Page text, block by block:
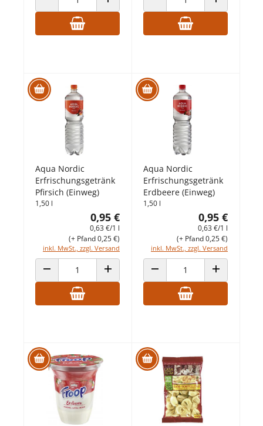
ANZAHL VERRINGERNANZAHL ERHÖHENANZAHL VERRINGERNANZAHL
Aqua Nordic
Erfrischungsgetränk
Pfirsich (Einweg)
1,50 l
0,95 €
0,63 €/1 l
inkl. MwSt., zzgl. Versand
(+ Pfand 0,25 €)
ANZAHL VERRINGERNANZAHL ERHÖHEN
Aqua Nordic
Erfrischungsgetränk
Erdbeere (Einweg)
1,50 l
0,95 €
0,63 €/1 l
inkl. MwSt., zzgl. Versand
(+ Pfand 0,25 €)
ANZAHL VERRINGERNANZAHL